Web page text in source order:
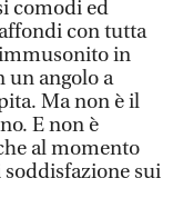
comodi ed
con tutta
in
un angolo a
Ma non è il
E non è
al momento
sui